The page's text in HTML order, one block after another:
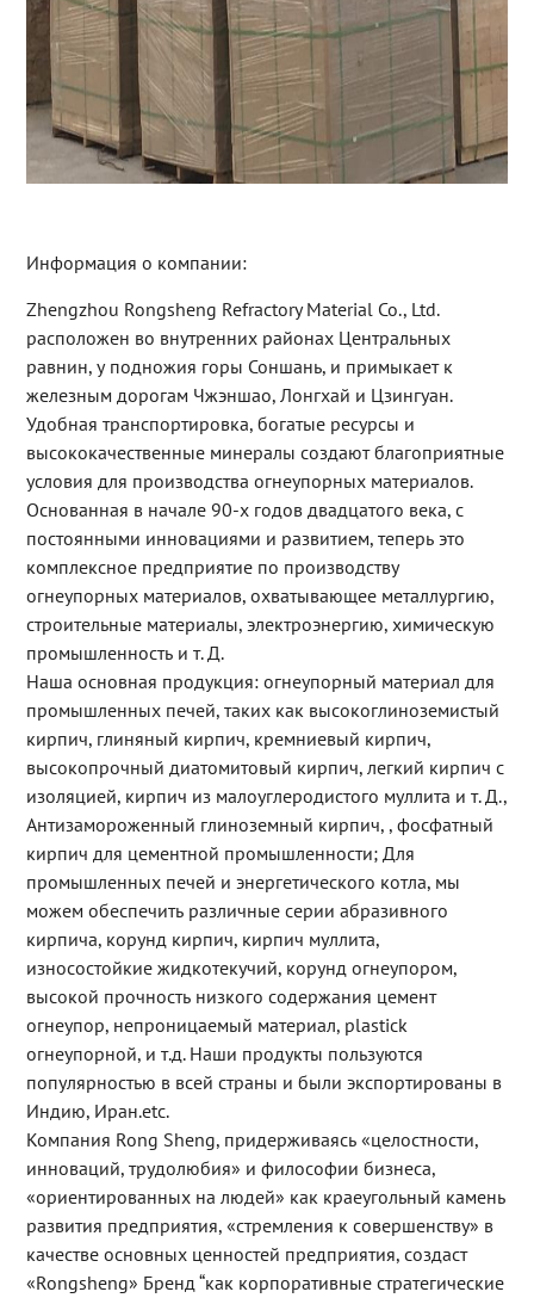
Информация о компании:
Zhengzhou Rongsheng Refractory Material Co., Ltd.
расположен во внутренних районах Центральных
равнин, у подножия горы Соншань, и примыкает к
железным дорогам Чжэншао, Лонгхай и Цзингуан.
Удобная транспортировка, богатые ресурсы и
высококачественные минералы создают благоприятные
условия для производства огнеупорных материалов.
Основанная в начале 90-х годов двадцатого века, с
постоянными инновациями и развитием, теперь это
комплексное предприятие по производству
огнеупорных материалов, охватывающее металлургию,
строительные материалы, электроэнергию, химическую
промышленность и т. Д.
Наша основная продукция: огнеупорный материал для
промышленных печей, таких как высокоглиноземистый
кирпич, глиняный кирпич, кремниевый кирпич,
высокопрочный диатомитовый кирпич, легкий кирпич с
изоляцией, кирпич из малоуглеродистого муллита и т. Д.,
Антизамороженный глиноземный кирпич, , фосфатный
кирпич для цементной промышленности; Для
промышленных печей и энергетического котла, мы
можем обеспечить различные серии абразивного
кирпича, корунд кирпич, кирпич муллита,
износостойкие жидкотекучий, корунд огнеупором,
высокой прочность низкого содержания цемент
огнеупор, непроницаемый материал, plastick
огнеупорной, и т.д. Наши продукты пользуются
популярностью в всей страны и были экспортированы в
Индию, Иран.etc.
Компания Rong Sheng, придерживаясь «целостности,
инноваций, трудолюбия» и философии бизнеса,
«ориентированных на людей» как краеугольный камень
развития предприятия, «стремления к совершенству» в
качестве основных ценностей предприятия, создаст
«Rongsheng» Бренд “как корпоративные стратегические